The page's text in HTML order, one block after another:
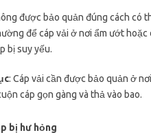
được bảo quản đúng cách có
để cáp vải ở nơi ẩm ướt
bị suy yếu.
: Cáp vải cần được bảo quản ở
cáp gọn gàng và thả vào bao.
bị hư hỏng